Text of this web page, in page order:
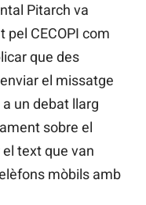
Pitarch va
pel CECOPI com
que des
el missatge
un debat llarg
sobre el
text que van
mòbils amb